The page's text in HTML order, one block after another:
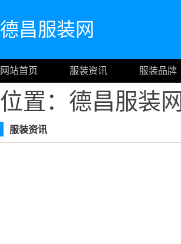
德昌服装网
网站首页 服装资讯 服装品牌
位置：德昌服装网
服装资讯